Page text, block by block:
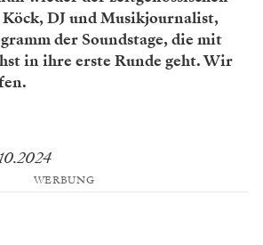
DJ und Musikjournalist,
der Soundstage, die mit
in ihre erste Runde geht. Wir
WERBUNG